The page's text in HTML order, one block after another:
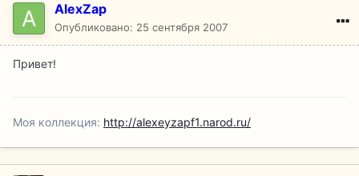
AlexZap
Опубликовано: 25 сентября 2007
Привет!
Моя коллекция: http://alexeyzapf1.narod.ru/